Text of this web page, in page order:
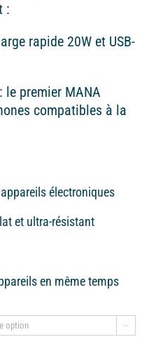
:
rapide 20W et USB-
le premier MANA
compatibles à la
électroniques
et ultra-résistant
en même temps
